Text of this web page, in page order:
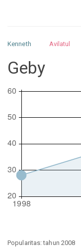
Kenneth Avilatul
Nurhilman
Geby
Popularitas: tahun 2008